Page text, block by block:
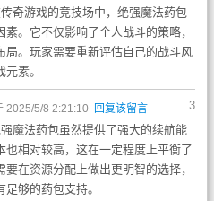
奇游戏的竞技场中，绝强魔法药包
。它不仅影响了个人战斗的策略，
局。玩家需要重新评估自己的战斗风
素。
3
2025/5/8 2:21:10 回复该留言
魔法药包虽然提供了强大的续航能
也相对较高，这在一定程度上平衡了
在资源分配上做出更明智的选择，
够的药包支持。